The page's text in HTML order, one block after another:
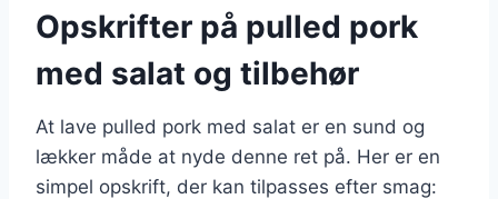
Opskrifter på pulled pork
med salat og tilbehør
At lave pulled pork med salat er en sund og
lækker måde at nyde denne ret på. Her er en
simpel opskrift, der kan tilpasses efter smag: